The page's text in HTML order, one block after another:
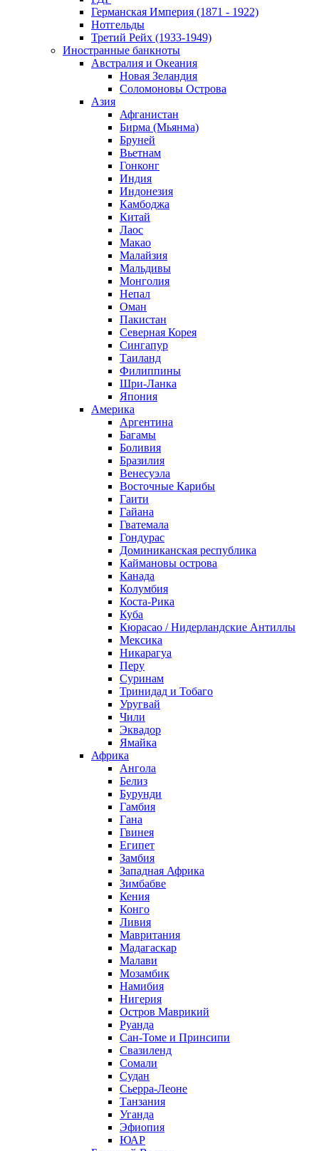
Германская Империя (1871 - 1922)
Нотгельды
Третий Рейх (1933-1949)
Иностранные банкноты
Австралия и Океания
Новая Зеландия
Соломоновы Острова
Азия
Афганистан
Бирма (Мьянма)
Бруней
Вьетнам
Гонконг
Индия
Индонезия
Камбоджа
Китай
Лаос
Макао
Малайзия
Мальдивы
Монголия
Непал
Оман
Пакистан
Северная Корея
Сингапур
Таиланд
Филиппины
Шри-Ланка
Япония
Америка
Аргентина
Багамы
Боливия
Бразилия
Венесуэла
Восточные Карибы
Гаити
Гайана
Гватемала
Гондурас
Доминиканская республика
Каймановы острова
Канада
Колумбия
Коста-Рика
Куба
Кюрасао / Нидерландские Антиллы
Мексика
Никарагуа
Перу
Суринам
Тринидад и Тобаго
Уругвай
Чили
Эквадор
Ямайка
Африка
Ангола
Белиз
Бурунди
Гамбия
Гана
Гвинея
Египет
Замбия
Западная Африка
Зимбабве
Кения
Конго
Ливия
Мавритания
Мадагаскар
Малави
Мозамбик
Намибия
Нигерия
Остров Маврикий
Руанда
Сан-Томе и Принсипи
Свазиленд
Сомали
Судан
Сьерра-Леоне
Танзания
Уганда
Эфиопия
ЮАР